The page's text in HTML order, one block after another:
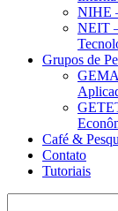
NIHE
NEIT
Grupos de
Café &
Contato
Tutoriais